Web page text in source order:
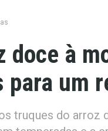
doce à
para um
truques do arroz